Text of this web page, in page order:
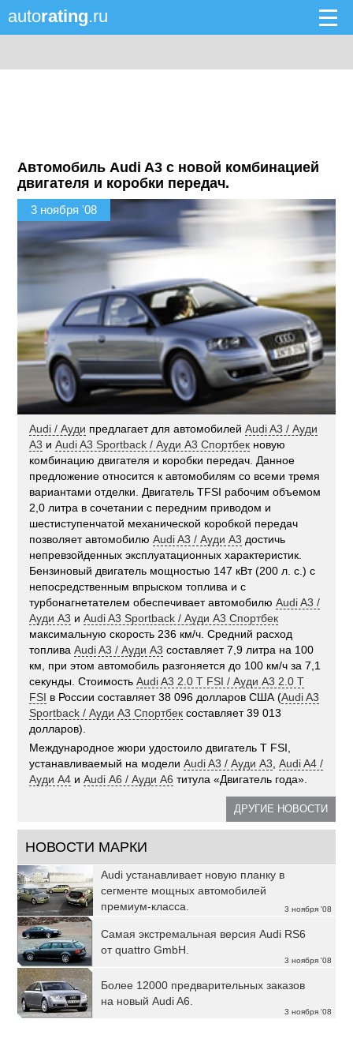
autorating.ru
Автомобиль Audi A3 с новой комбинацией
двигателя и коробки передач.
3 ноября '08
Audi / Ауди предлагает для автомобилейAudi A3 / Ауди
А3 иAudi A3 Sportback / Ауди А3 Спортбек новую
комбинацию двигателя и коробки передач. Данное
предложение относится к автомобилям со всеми тремя
вариантами отделки. Двигатель TFSI рабочим объемом
2,0 литра в сочетании с передним приводом и
шестиступенчатой механической коробкой передач
позволяет автомобилюAudi A3 / Ауди А3 достичь
непревзойденных эксплуатационных характеристик.
Бензиновый двигатель мощностью 147 кВт (200 л. с.) с
непосредственным впрыском топлива и с
турбонагнетателем обеспечивает автомобилюAudi A3 /
Ауди А3 иAudi A3 Sportback / Ауди А3 Спортбек
максимальную скорость 236 км/ч. Средний расход
топливаAudi A3 / Ауди А3 составляет 7,9 литра на 100
км, при этом автомобиль разгоняется до 100 км/ч за 7,1
секунды. СтоимостьAudi A3 2.0 T FSI / Ауди А3 2.0 T
FSI в России составляет 38 096 долларов США (Audi A3
Sportback / Ауди А3 Спортбек составляет 39 013
долларов).
Международное жюри удостоило двигатель T FSI,
устанавливаемый на моделиAudi A3 / Ауди А3 ,Audi A4 /
Ауди А4 иAudi А6 / Ауди А6 титула «Двигатель года».
ДРУГИЕ НОВОСТИ
НОВОСТИ МАРКИ
3 ноября '08
Audi устанавливает новую планку в
сегменте мощных автомобилей
премиум-класса.
3 ноября '08
Самая экстремальная версия Audi RS6
от quattro GmbH.
3 ноября '08
Более 12000 предварительных заказов
на новый Audi A6.